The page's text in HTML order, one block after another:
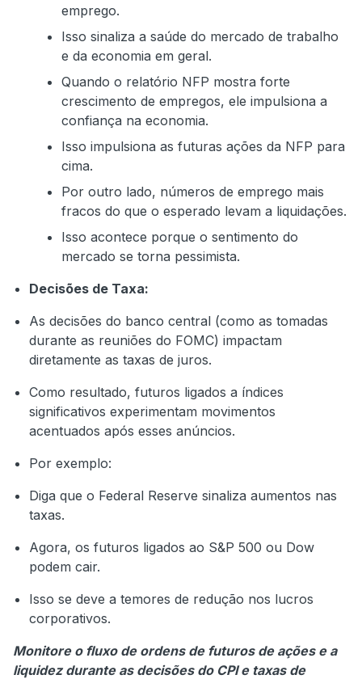
emprego.
Isso sinaliza a saúde do mercado de trabalho
e da economia em geral.
Quando o relatório NFP mostra forte
crescimento de empregos, ele impulsiona a
confiança na economia.
Isso impulsiona as futuras ações da NFP para
cima.
Por outro lado, números de emprego mais
fracos do que o esperado levam a liquidações.
Isso acontece porque o sentimento do
mercado se torna pessimista.
Decisões de Taxa:
As decisões do banco central (como as tomadas
durante as reuniões do FOMC) impactam
diretamente as taxas de juros.
Como resultado, futuros ligados a índices
significativos experimentam movimentos
acentuados após esses anúncios.
Por exemplo:
Diga que o Federal Reserve sinaliza aumentos nas
taxas.
Agora, os futuros ligados ao S&P 500 ou Dow
podem cair.
Isso se deve a temores de redução nos lucros
corporativos.
Monitore o fluxo de ordens de futuros de ações e a
liquidez durante as decisões do CPI e taxas de